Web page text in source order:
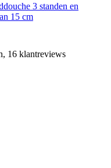
3 standen en
15 cm
16 klantreviews